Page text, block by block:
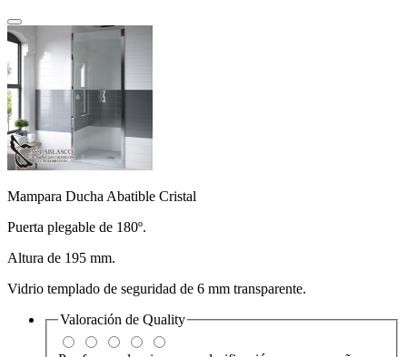
Mampara Ducha Abatible Cristal
Puerta plegable de 180º.
Altura de 195 mm.
Vidrio templado de seguridad de 6 mm transparente.
Valoración de Quality